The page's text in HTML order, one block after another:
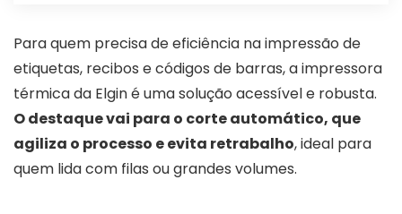
Para quem precisa de eficiência na impressão de
etiquetas, recibos e códigos de barras, a impressora
térmica da Elgin é uma solução acessível e robusta.
O destaque vai para o corte automático, que
agiliza o processo e evita retrabalho, ideal para
quem lida com filas ou grandes volumes.